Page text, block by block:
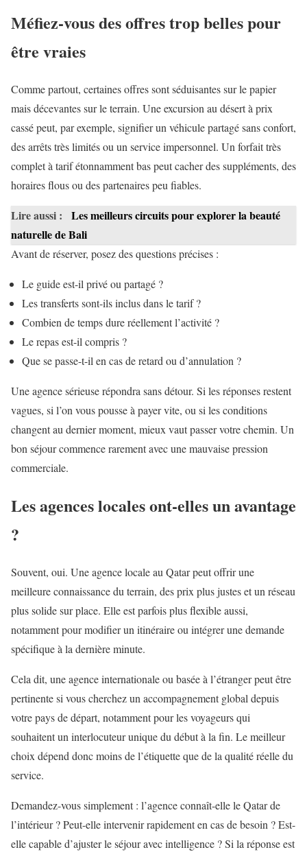
Méfiez-vous des offres trop belles pour
être vraies
Comme partout, certaines offres sont séduisantes sur le papier
mais décevantes sur le terrain. Une excursion au désert à prix
cassé peut, par exemple, signifier un véhicule partagé sans confort,
des arrêts très limités ou un service impersonnel. Un forfait très
complet à tarif étonnamment bas peut cacher des suppléments, des
horaires flous ou des partenaires peu fiables.
Lire aussi :
Les meilleurs circuits pour explorer la beauté
naturelle de Bali
Avant de réserver, posez des questions précises :
Le guide est-il privé ou partagé ?
Les transferts sont-ils inclus dans le tarif ?
Combien de temps dure réellement l’activité ?
Le repas est-il compris ?
Que se passe-t-il en cas de retard ou d’annulation ?
Une agence sérieuse répondra sans détour. Si les réponses restent
vagues, si l’on vous pousse à payer vite, ou si les conditions
changent au dernier moment, mieux vaut passer votre chemin. Un
bon séjour commence rarement avec une mauvaise pression
commerciale.
Les agences locales ont-elles un avantage
?
Souvent, oui. Une agence locale au Qatar peut offrir une
meilleure connaissance du terrain, des prix plus justes et un réseau
plus solide sur place. Elle est parfois plus flexible aussi,
notamment pour modifier un itinéraire ou intégrer une demande
spécifique à la dernière minute.
Cela dit, une agence internationale ou basée à l’étranger peut être
pertinente si vous cherchez un accompagnement global depuis
votre pays de départ, notamment pour les voyageurs qui
souhaitent un interlocuteur unique du début à la fin. Le meilleur
choix dépend donc moins de l’étiquette que de la qualité réelle du
service.
Demandez-vous simplement : l’agence connaît-elle le Qatar de
l’intérieur ? Peut-elle intervenir rapidement en cas de besoin ? Est-
elle capable d’ajuster le séjour avec intelligence ? Si la réponse est